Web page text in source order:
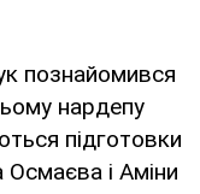
познайомився
нардепу
підготовки
і Аміни